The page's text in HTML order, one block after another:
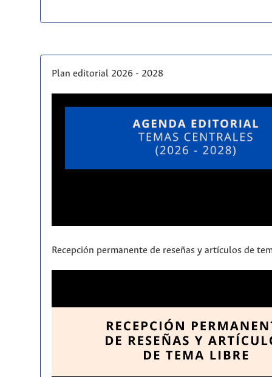
Plan editorial 2026 - 2028
Recepción permanente de reseñas y artículos de